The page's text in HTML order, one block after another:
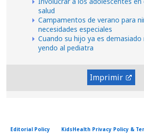
salud
Campamentos de verano para
necesidades especiales
Cuando su hijo ya es
yendo al pediatra
Imprimir
Editorial Policy KidsHealth Privacy Policy &